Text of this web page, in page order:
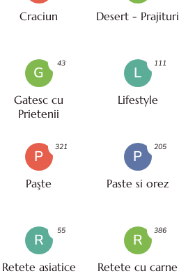
Craciun Desert - Prajituri
G
Gatesc cu
Prietenii
43
L
Lifestyle
111
P
Paşte
321
P
Paste si orez
205
R
Retete asiatice
55
R
Retete cu carne
386